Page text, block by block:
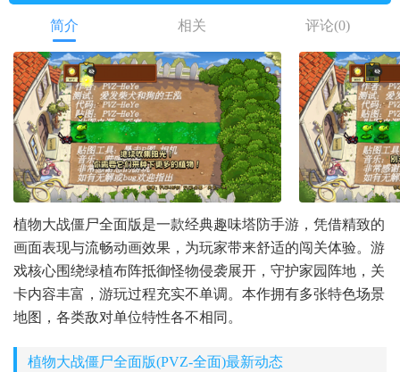
简介 相关 评论(0)
植物大战僵尸全面版是一款经典趣味塔防手游，凭借精致的
画面表现与流畅动画效果，为玩家带来舒适的闯关体验。游
戏核心围绕绿植布阵抵御怪物侵袭展开，守护家园阵地，关
卡内容丰富，游玩过程充实不单调。本作拥有多张特色场景
地图，各类敌对单位特性各不相同。
植物大战僵尸全面版(PVZ-全面)最新动态